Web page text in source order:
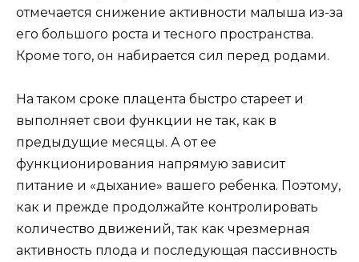
отмечается снижение активности малыша из-за
его большого роста и тесного пространства.
Кроме того, он набирается сил перед родами.
На таком сроке плацента быстро стареет и
выполняет свои функции не так, как в
предыдущие месяцы. А от ее
функционирования напрямую зависит
питание и «дыхание» вашего ребенка. Поэтому,
как и прежде продолжайте контролировать
количество движений, так как чрезмерная
активность плода и последующая пассивность